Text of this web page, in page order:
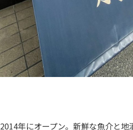
年にオープン。新鮮な魚介と